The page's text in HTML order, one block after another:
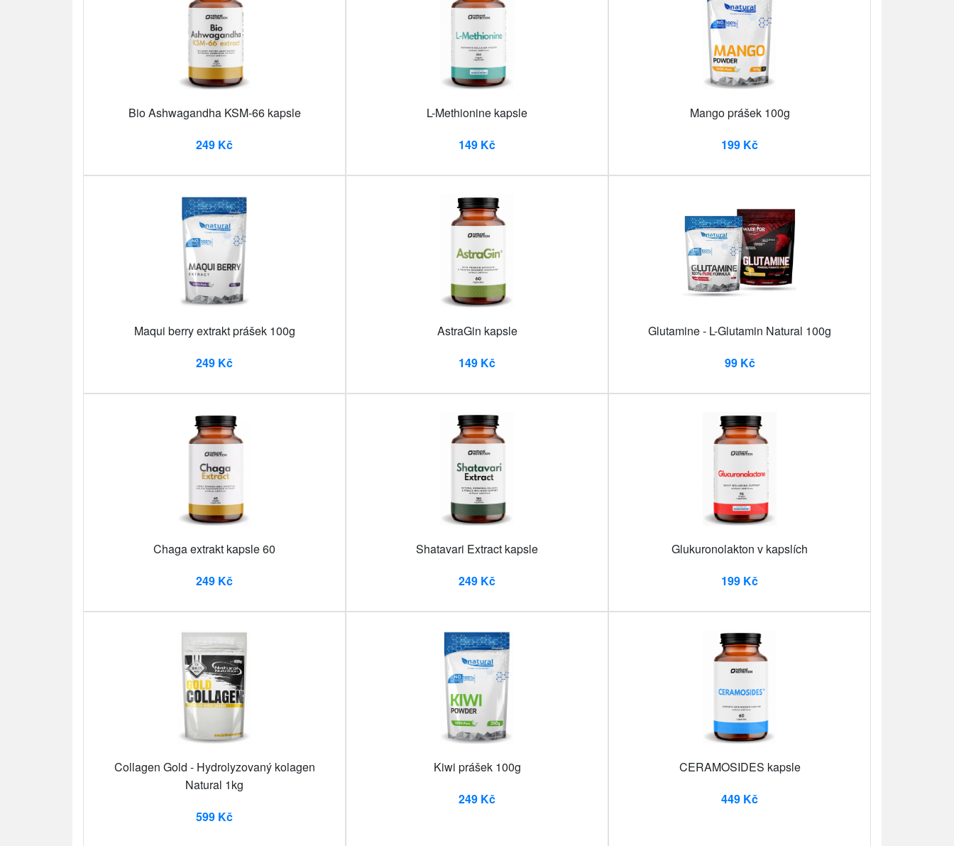
Bio Ashwagandha KSM-66 kapsle
249 Kč
L-Methionine kapsle
149 Kč
Mango prášek 100g
199 Kč
Maqui berry extrakt prášek 100g
249 Kč
AstraGin kapsle
149 Kč
Glutamine - L-Glutamin Natural 100g
99 Kč
Chaga extrakt kapsle 60
249 Kč
Shatavari Extract kapsle
249 Kč
Glukuronolakton v kapslích
199 Kč
Collagen Gold - Hydrolyzovaný kolagen
Natural 1kg
599 Kč
Kiwi prášek 100g
249 Kč
CERAMOSIDES kapsle
449 Kč